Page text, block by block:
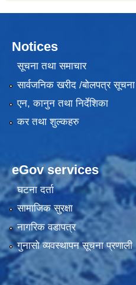
Notices
सूचना तथा समाचार
सार्वजनिक खरीद /बोलपत्र सूचना
एन, कानुन तथा निर्देशिका
कर तथा शुल्कहरु
eGov services
घटना दर्ता
सामाजिक सुरक्षा
नागरिक वडापत्र
गुनासो व्यवस्थापन सूचना प्रणाली